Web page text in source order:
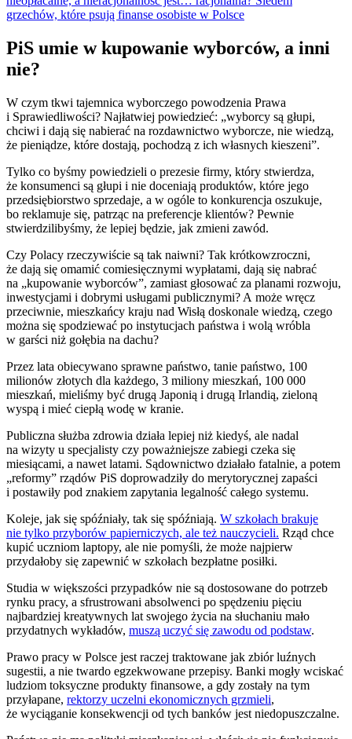
grzechów, które psują finanse osobiste w Polsce
PiS umie w kupowanie wyborców, a inni
nie?
W czym tkwi tajemnica wyborczego powodzenia Prawa
i Sprawiedliwości? Najłatwiej powiedzieć: „wyborcy są głupi,
chciwi i dają się nabierać na rozdawnictwo wyborcze, nie wiedzą,
że pieniądze, które dostają, pochodzą z ich własnych kieszeni”.
Tylko co byśmy powiedzieli o prezesie firmy, który stwierdza,
że konsumenci są głupi i nie doceniają produktów, które jego
przedsiębiorstwo sprzedaje, a w ogóle to konkurencja oszukuje,
bo reklamuje się, patrząc na preferencje klientów? Pewnie
stwierdzilibyśmy, że lepiej będzie, jak zmieni zawód.
Czy Polacy rzeczywiście są tak naiwni? Tak krótkowzroczni,
że dają się omamić comiesięcznymi wypłatami, dają się nabrać
na „kupowanie wyborców”, zamiast głosować za planami rozwoju,
inwestycjami i dobrymi usługami publicznymi? A może wręcz
przeciwnie, mieszkańcy kraju nad Wisłą doskonale wiedzą, czego
można się spodziewać po instytucjach państwa i wolą wróbla
w garści niż gołębia na dachu?
Przez lata obiecywano sprawne państwo, tanie państwo, 100
milionów złotych dla każdego, 3 miliony mieszkań, 100 000
mieszkań, mieliśmy być drugą Japonią i drugą Irlandią, zieloną
wyspą i mieć ciepłą wodę w kranie.
Publiczna służba zdrowia działa lepiej niż kiedyś, ale nadal
na wizyty u specjalisty czy poważniejsze zabiegi czeka się
miesiącami, a nawet latami. Sądownictwo działało fatalnie, a potem
„reformy” rządów PiS doprowadziły do merytorycznej zapaści
i postawiły pod znakiem zapytania legalność całego systemu.
Koleje, jak się spóźniały, tak się spóźniają. W szkołach brakuje
nie tylko przyborów papierniczych, ale też nauczycieli. Rząd chce
kupić uczniom laptopy, ale nie pomyśli, że może najpierw
przydałoby się zapewnić w szkołach bezpłatne posiłki.
Studia w większości przypadków nie są dostosowane do potrzeb
rynku pracy, a sfrustrowani absolwenci po spędzeniu pięciu
najbardziej kreatywnych lat swojego życia na słuchaniu mało
przydatnych wykładów, muszą uczyć się zawodu od podstaw.
Prawo pracy w Polsce jest raczej traktowane jak zbiór luźnych
sugestii, a nie twardo egzekwowane przepisy. Banki mogły wciskać
ludziom toksyczne produkty finansowe, a gdy zostały na tym
przyłapane, rektorzy uczelni ekonomicznych grzmieli,
że wyciąganie konsekwencji od tych banków jest niedopuszczalne.